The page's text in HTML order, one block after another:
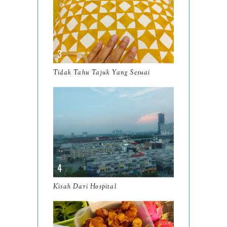
2024130
December19
November12
October10
June5
May11
April 13
March11
February9
Tidak Tahu Tajuk Yang Sesuai
Kisah Dari Hospital